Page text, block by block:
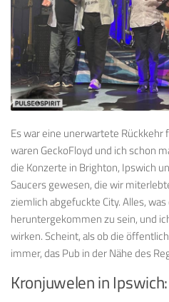
Es war eine unerwartete Rückkehr
waren GeckoFloyd und ich schon
die Konzerte in Brighton, Ipswich
Saucers gewesen, die wir
ziemlich abgefuckte City. Alles,
heruntergekommen zu sein, und
wirken. Scheint, als ob die
immer, das Pub in der Nähe des
Kronjuwelen in Ipswich: